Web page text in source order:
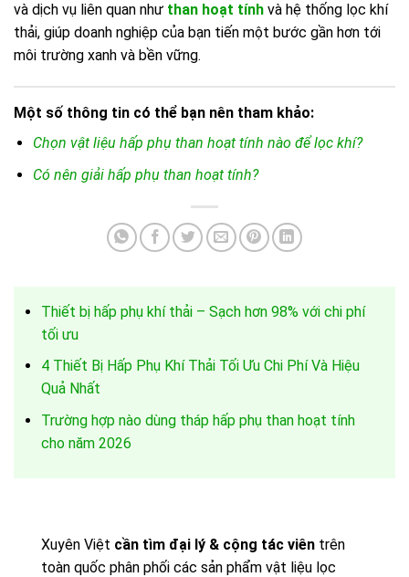
và dịch vụ liên quan như than hoạt tính và hệ thống lọc khí
thải, giúp doanh nghiệp của bạn tiến một bước gần hơn tới
môi trường xanh và bền vững.
Một số thông tin có thể bạn nên tham khảo:
Chọn vật liệu hấp phụ than hoạt tính nào để lọc khí?
Có nên giải hấp phụ than hoạt tính?
Thiết bị hấp phụ khí thải – Sạch hơn 98% với chi phí
tối ưu
4 Thiết Bị Hấp Phụ Khí Thải Tối Ưu Chi Phí Và Hiệu
Quả Nhất
Trường hợp nào dùng tháp hấp phụ than hoạt tính
cho năm 2026
Xuyên Việt cần tìm đại lý & cộng tác viên trên
toàn quốc phân phối các sản phẩm vật liệu lọc